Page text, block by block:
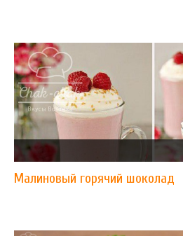
​Малиновый горячий шоколад